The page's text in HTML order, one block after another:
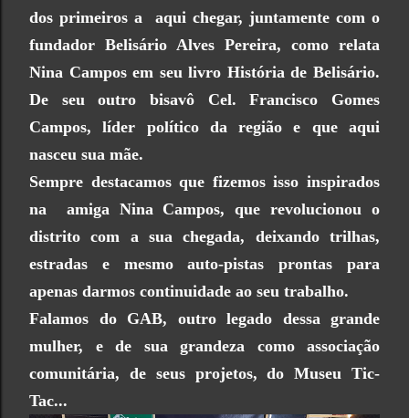
dos primeiros a aqui chegar, juntamente com o
fundador Belisário Alves Pereira, como relata
Nina Campos em seu livro História de Belisário.
De seu outro bisavô Cel. Francisco Gomes
Campos, líder político da região e que aqui
nasceu sua mãe.
Sempre destacamos que fizemos isso inspirados
na amiga Nina Campos, que revolucionou o
distrito com a sua chegada, deixando trilhas,
estradas e mesmo auto-pistas prontas para
apenas darmos continuidade ao seu trabalho.
Falamos do GAB, outro legado dessa grande
mulher, e de sua grandeza como associação
comunitária, de seus projetos, do Museu Tic-
Tac...